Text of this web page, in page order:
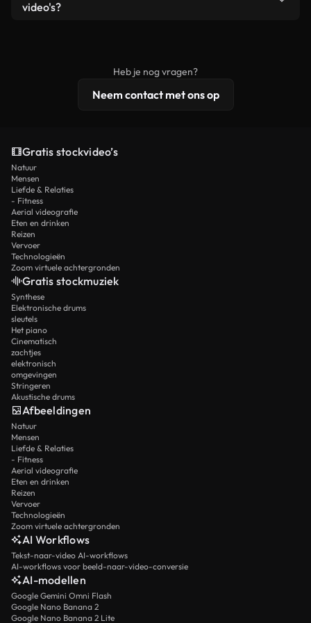
remixen. Zorg er wel voor dat het eindproduct
video's?
licentiebescherming omvat.
Heb je nog vragen?
Neem contact met ons op
Gratis stockvideo’s
Natuur
Mensen
Liefde & Relaties
- Fitness
Aerial videografie
Eten en drinken
Reizen
Vervoer
Technologieën
Zoom virtuele achtergronden
Gratis stockmuziek
Synthese
Elektronische drums
sleutels
Het piano
Cinematisch
zachtjes
elektronisch
omgevingen
Stringeren
Akustische drums
Afbeeldingen
Natuur
Mensen
Liefde & Relaties
- Fitness
Aerial videografie
Eten en drinken
Reizen
Vervoer
Technologieën
Zoom virtuele achtergronden
AI Workflows
Tekst-naar-video AI-workflows
AI-workflows voor beeld-naar-video-conversie
AI-modellen
Google Gemini Omni Flash
Google Nano Banana 2
Google Nano Banana 2 Lite